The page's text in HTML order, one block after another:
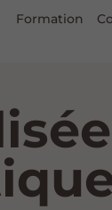
Formation